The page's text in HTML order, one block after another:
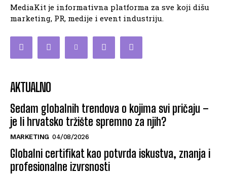
MediaKit je informativna platforma za sve koji dišu
marketing, PR, medije i event industriju.
AKTUALNO
Sedam globalnih trendova o kojima svi pričaju –
je li hrvatsko tržište spremno za njih?
MARKETING 04/08/2026
Globalni certifikat kao potvrda iskustva, znanja i
profesionalne izvrsnosti